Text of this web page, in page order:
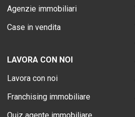
Agenzie immobiliari
Case in vendita
LAVORA CON NOI
Lavora con noi
Franchising immobiliare
Quiz agente immobiliare